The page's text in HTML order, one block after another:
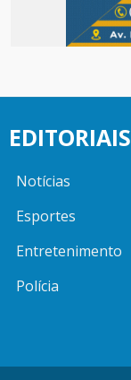
EDITORIAIS
Notícias
Esportes
Entretenimento
Polícia